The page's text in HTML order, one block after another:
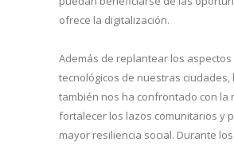
ofrece la digitalización.
Además de replantear los
tecnológicos de nuestras ciudades,
también nos ha confrontado con la
fortalecer los lazos comunitarios y
mayor resiliencia social. Durante